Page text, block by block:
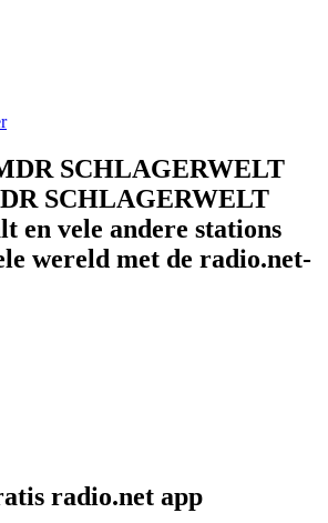
SCHLAGERWELT
SCHLAGERWELT
en vele andere stations
wereld met de radio.net-
radio.net app